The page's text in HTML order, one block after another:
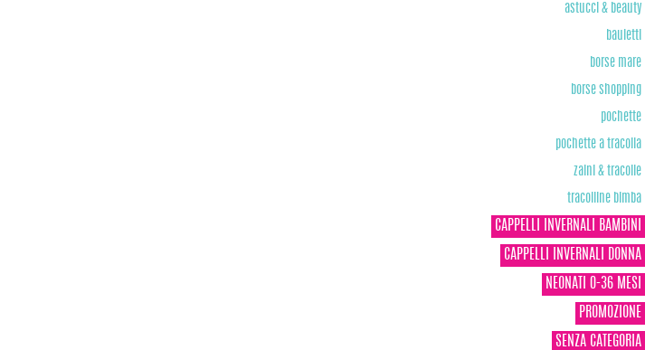
astucci & beauty
bauletti
borse mare
borse shopping
pochette
pochette a tracolla
zaini & tracolle
tracolline bimba
CAPPELLI INVERNALI BAMBINI
CAPPELLI INVERNALI DONNA
NEONATI 0-36 MESI
PROMOZIONE
SENZA CATEGORIA